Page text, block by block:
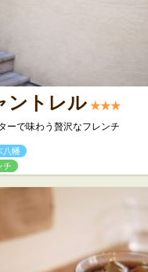
ントレル ★★★
ーで味わう贅沢なフレンチ
八幡
チ